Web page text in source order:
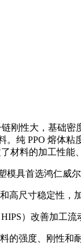
刚性大，基础
纯 PPO 熔体
材料的加工性能
高尺寸稳定性
）改善加
的强度、刚性